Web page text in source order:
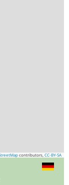
contributors, CC-BY-SA